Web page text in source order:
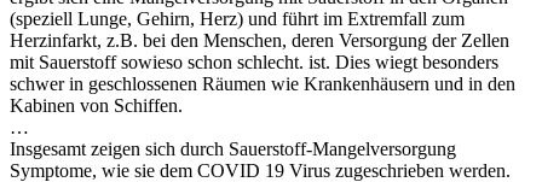
(speziell Lunge, Gehirn, Herz) und führt im Extremfall zum
Herzinfarkt, z.B. bei den Menschen, deren Versorgung der Zellen
mit Sauerstoff sowieso schon schlecht. ist. Dies wiegt besonders
schwer in geschlossenen Räumen wie Krankenhäusern und in den
Kabinen von Schiffen.
…
Insgesamt zeigen sich durch Sauerstoff-Mangelversorgung
Symptome, wie sie dem COVID 19 Virus zugeschrieben werden.